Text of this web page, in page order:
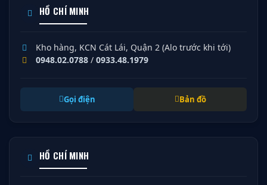
HỒ CHÍ MINH
Kho hàng, KCN Cát Lái, Quận 2 (Alo trước khi tới)
0948.02.0788 / 0933.48.1979
Gọi điện Bản đồ
HỒ CHÍ MINH